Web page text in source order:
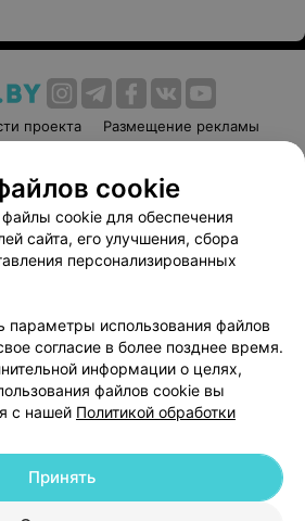
проекта
Размещение рекламы
соглашение
Способы оплаты
Партнеры
руководителю 103.by
персональных данных
191700409
| 220012, Республика Беларусь,
cookie
cookie для обеспечения
сайта, его улучшения, сбора
персонализированных
параметры использования файлов
согласие в более позднее время.
информации о целях,
файлов cookie вы
с нашей Политикой обработки
Принять